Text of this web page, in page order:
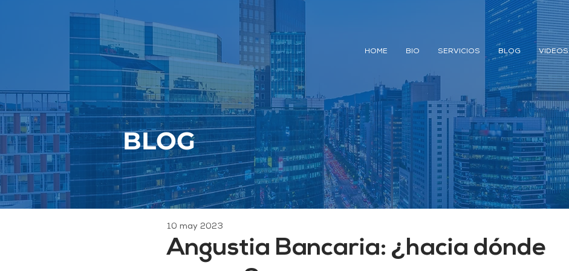
HOME BIO SERVICIOS BLOG VIDEOS
BLOG
Angustia Bancaria: ¿hacia dónde
10 may 2023